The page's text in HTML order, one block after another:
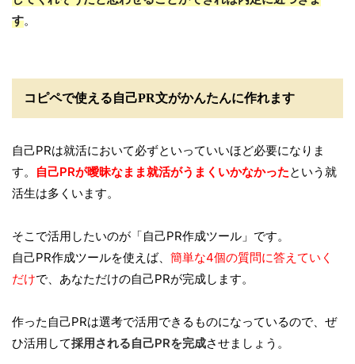
す。
コピペで使える自己PR文がかんたんに作れます
自己PRは就活において必ずといっていいほど必要になりま
す。
自己PRが曖昧なまま就活がうまくいかなかったという就
活生は多くいます。
そこで活用したいのが「自己PR作成ツール」です。
自己PR作成ツールを使えば、 簡単な4個の質問に答えていく
だけで、あなただけの自己PRが完成します。
作った自己PRは選考で活用できるものになっているので、ぜ
ひ活用して採用される自己PRを完成させましょう。